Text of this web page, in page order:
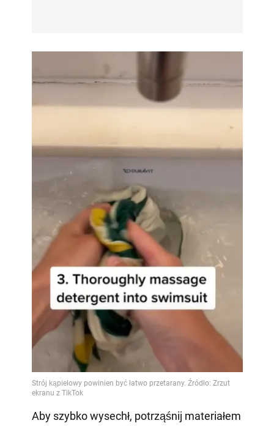
Aby szybko wysechł, potrząśnij materiałem